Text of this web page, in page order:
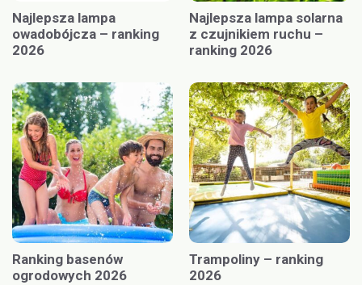
Najlepsza lampa
owadobójcza – ranking
2026
Najlepsza lampa solarna
z czujnikiem ruchu –
ranking 2026
Ranking basenów
ogrodowych 2026
Trampoliny – ranking
2026